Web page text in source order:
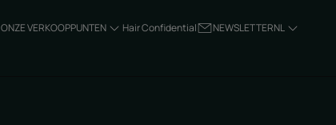
ONZE VERKOOPPUNTEN Hair Confidential NEWSLETTERNL